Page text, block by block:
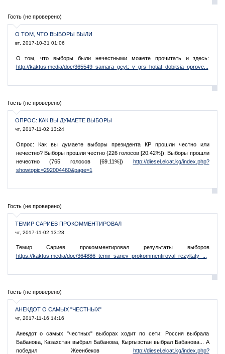
Гость (не проверено)
О ТОМ, ЧТО ВЫБОРЫ БЫЛИ
вт, 2017-10-31 01:06
О том, что выборы были нечестными можете прочитать и здесь:
http://kaktus.media/doc/365549_samara_geyt:_v_grs_hotiat_dobitsia_oprove...
Гость (не проверено)
ОПРОС: КАК ВЫ ДУМАЕТЕ ВЫБОРЫ
чт, 2017-11-02 13:24
Опрос: Как вы думаете выборы президента КР прошли честно или
нечестно? Выборы прошли честно (226 голосов [20.42%]); Выборы прошли
нечестно (765 голосов [69.11%]) http://diesel.elcat.kg/index.php?
showtopic=292004460&page=1
Гость (не проверено)
ТЕМИР САРИЕВ ПРОКОММЕНТИРОВАЛ
чт, 2017-11-02 13:28
Темир Сариев прокомментировал результаты выборов
https://kaktus.media/doc/364886_temir_sariev_prokommentiroval_rezyltaty_...
Гость (не проверено)
АНЕКДОТ О САМЫХ "ЧЕСТНЫХ"
чт, 2017-11-16 14:16
Анекдот о самых "честных" выборах ходит по сети: Россия выбрала
Бабанова, Казахстан выбрал Бабанова, Кыргызстан выбрал Бабанова... А
победил Жеенбеков http://diesel.elcat.kg/index.php?